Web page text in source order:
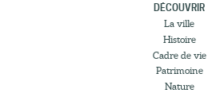
DÉCOUVRIR
La ville
Histoire
Cadre de vie
Patrimoine
Nature